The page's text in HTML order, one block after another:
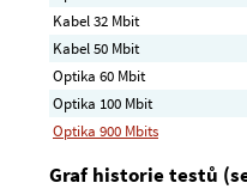
Kabel 32 Mbit
Kabel 50 Mbit
Optika 60 Mbit
Optika 100 Mbit
Optika 900 Mbits
Graf historie testů